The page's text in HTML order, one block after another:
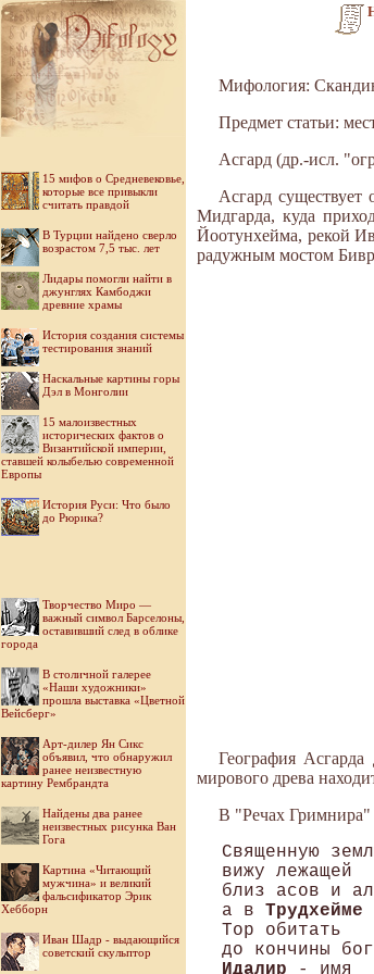
15 мифов о Средневековье,
которые все привыкли
считать правдой
В Турции найдено сверло
возрастом 7,5 тыс. лет
Лидары помогли найти в
джунглях Камбоджи
древние храмы
История создания системы
тестирования знаний
Наскальные картины горы
Дэл в Монголии
15 малоизвестных
исторических фактов о
Византийской империи,
ставшей колыбелью современной
Европы
История Руси: Что было
до Рюрика?
Творчество Миро —
важный символ Барселоны,
оставивший след в облике
города
В столичной галерее
«Наши художники»
прошла выставка «Цветной
Вейсберг»
Арт-дилер Ян Сикс
объявил, что обнаружил
ранее неизвестную
картину Рембрандта
Найдены два ранее
неизвестных рисунка Ван
Гога
Картина «Читающий
мужчина» и великий
фальсификатор Эрик
Хебборн
Иван Шадр - выдающийся
советский скульптор
Мифология:
Предмет статьи:
Асгард (др.-исл.
Асгард
Мидгарда, куда
Йоотунхейма, рекой
радужным мостом
География
мирового древа
В "Речах Гримнира"
Священную
вижу лежащей
близ асов и
а в Трудхейме
Тор обитать
Идалир - имя